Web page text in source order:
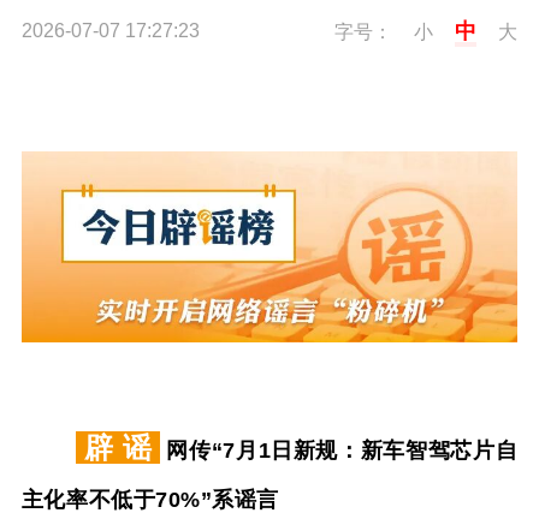
2026-07-07 17:27:23 字号： 小 中 大
辟 谣 网传“7月1日新规：新车智驾芯片自
主化率不低于70%”系谣言